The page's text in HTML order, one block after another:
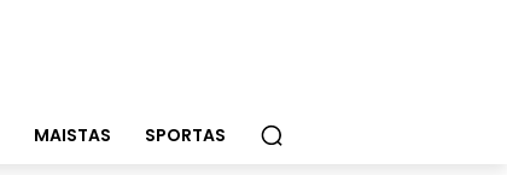
MAISTAS SPORTAS